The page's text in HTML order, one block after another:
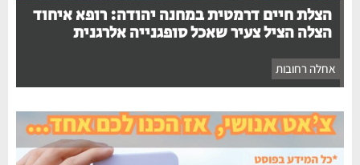
הצלת חיים דרמטית במחנה יהודה: רופא איחוד
הצלה הציל צעיר שאכל סופגנייה אלרגנית
אחלה רחובות